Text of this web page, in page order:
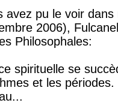
avez pu le voir
2006),
Philosophales:
spirituelle se
et les